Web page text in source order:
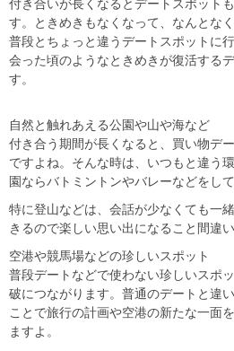
付き合いが長くなるとデートスポット
す。ときめきもなくなって、なんとな
普段とちょっと違うデートスポットに
会った頃のようなときめきが復活する
す。
自然と触れあえる公園や山や海など
付き合う期間が長くなると、買い物デ
ですよね。そんな時は、いつもと違う
園ならバトミントンやバレーなどをし
特に登山などは、会話が少なくても一
きるので楽しい思い出になること間違い
空港や競馬場などの珍しいスポット
普段デートなどで使わない珍しいスポ
破につながります。普通のデートと違
ことで旅行の計画や空港の新たな一面
ますよ。